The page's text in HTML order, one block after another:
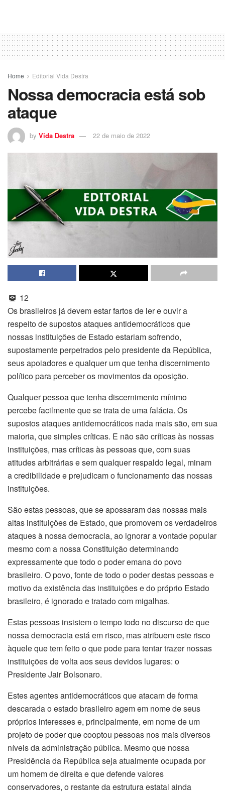
Home Editorial Vida Destra
Nossa democracia está sob
ataque
by Vida Destra 22 de maio de 2022
12
Os brasileiros já devem estar fartos de ler e ouvir a
respeito de supostos ataques antidemocráticos que
nossas instituições de Estado estariam sofrendo,
supostamente perpetrados pelo presidente da República,
seus apoiadores e qualquer um que tenha discernimento
político para perceber os movimentos da oposição.
Qualquer pessoa que tenha discernimento mínimo
percebe facilmente que se trata de uma falácia. Os
supostos ataques antidemocráticos nada mais são, em sua
maioria, que simples críticas. E não são críticas às nossas
instituições, mas críticas às pessoas que, com suas
atitudes arbitrárias e sem qualquer respaldo legal, minam
a credibilidade e prejudicam o funcionamento das nossas
instituições.
São estas pessoas, que se apossaram das nossas mais
altas instituições de Estado, que promovem os verdadeiros
ataques à nossa democracia, ao ignorar a vontade popular
mesmo com a nossa Constituição determinando
expressamente que todo o poder emana do povo
brasileiro. O povo, fonte de todo o poder destas pessoas e
motivo da existência das instituições e do próprio Estado
brasileiro, é ignorado e tratado com migalhas.
Estas pessoas insistem o tempo todo no discurso de que
nossa democracia está em risco, mas atribuem este risco
àquele que tem feito o que pode para tentar trazer nossas
instituições de volta aos seus devidos lugares: o
Presidente Jair Bolsonaro.
Estes agentes antidemocráticos que atacam de forma
descarada o estado brasileiro agem em nome de seus
próprios interesses e, principalmente, em nome de um
projeto de poder que cooptou pessoas nos mais diversos
níveis da administração pública. Mesmo que nossa
Presidência da República seja atualmente ocupada por
um homem de direita e que defende valores
conservadores, o restante da estrutura estatal ainda